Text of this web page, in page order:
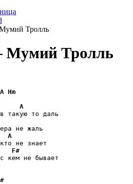
Тролль
Тролль
A Hm
A
такую то даль
не жаль
A
не знает
F#
кем не бывает